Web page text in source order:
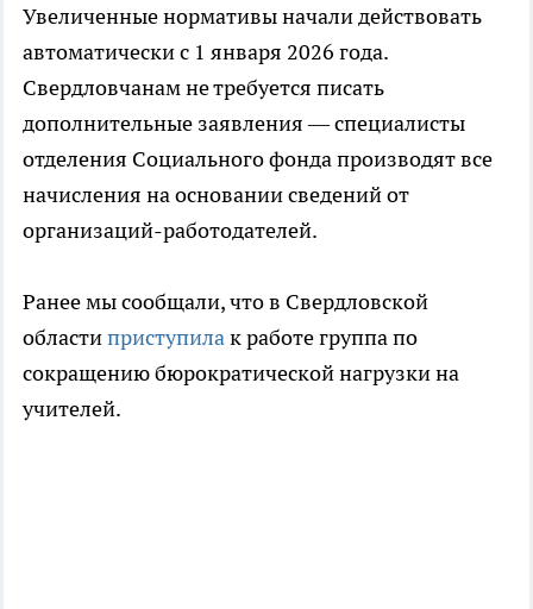
Увеличенные нормативы начали действовать
автоматически с 1 января 2026 года.
Свердловчанам не требуется писать
дополнительные заявления — специалисты
отделения Социального фонда производят все
начисления на основании сведений от
организаций-работодателей.
Ранее мы сообщали, что в Свердловской
областиприступилак работе группа по
сокращению бюрократической нагрузки на
учителей.